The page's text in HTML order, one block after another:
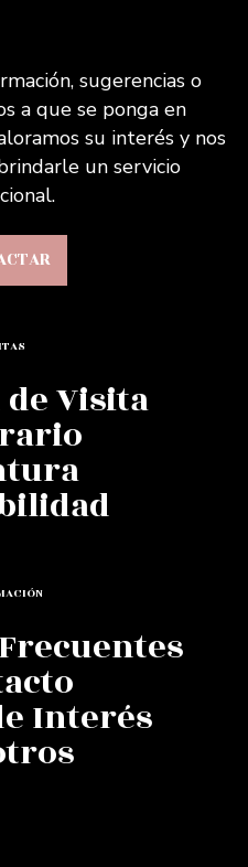
sugerencias o
a que se ponga en
su interés y nos
un servicio
Visita
Interés